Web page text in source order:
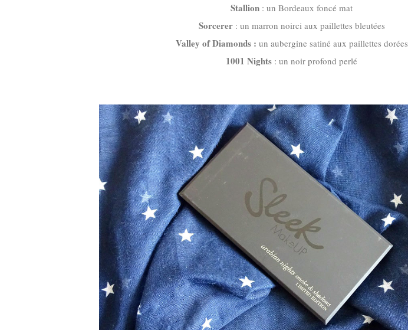
Stallion : un Bordeaux foncé mat
Sorcerer: un marron noirci aux paillettes bleutées
Valley of Diamonds : un aubergine satiné aux paillettes dorées
1001 Nights : un noir profond perlé